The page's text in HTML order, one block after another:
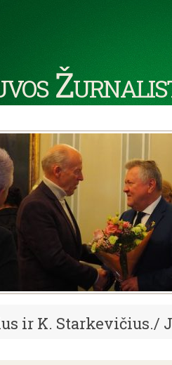
ir K. Starkevičius./